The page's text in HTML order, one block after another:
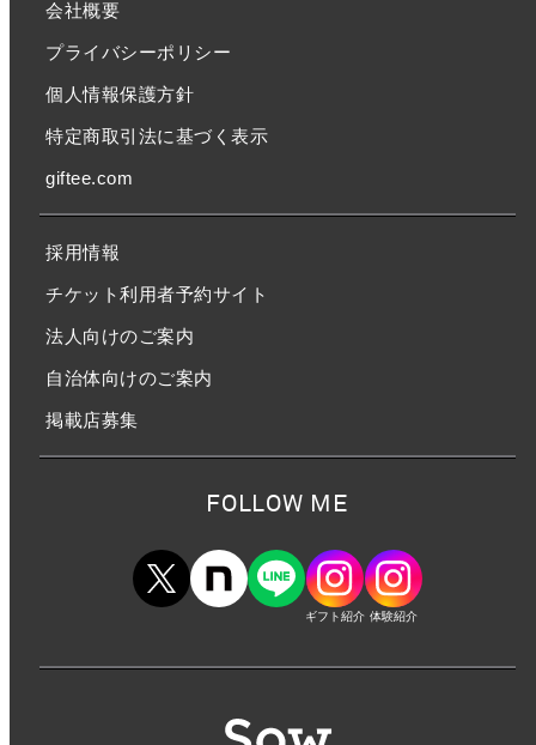
会社概要
プライバシーポリシー
個人情報保護方針
特定商取引法に基づく表示
giftee.com
採用情報
チケット利用者予約サイト
法人向けのご案内
自治体向けのご案内
掲載店募集
FOLLOW ME
ギフト紹介 体験紹介